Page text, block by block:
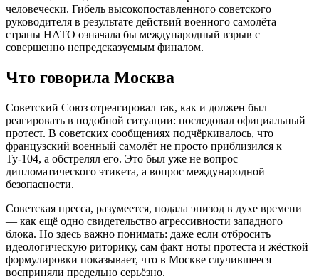
человечески. Гибель высокопоставленного советского
руководителя в результате действий военного самолёта
страны НАТО означала бы международный взрыв с
совершенно непредсказуемым финалом.
Что говорила Москва
Советский Союз отреагировал так, как и должен был
реагировать в подобной ситуации: последовал официальный
протест. В советских сообщениях подчёркивалось, что
французский военный самолёт не просто приблизился к
Ту-104, а обстрелял его. Это был уже не вопрос
дипломатического этикета, а вопрос международной
безопасности.
Советская пресса, разумеется, подала эпизод в духе времени
— как ещё одно свидетельство агрессивности западного
блока. Но здесь важно понимать: даже если отбросить
идеологическую риторику, сам факт ноты протеста и жёсткой
формулировки показывает, что в Москве случившееся
восприняли предельно серьёзно.